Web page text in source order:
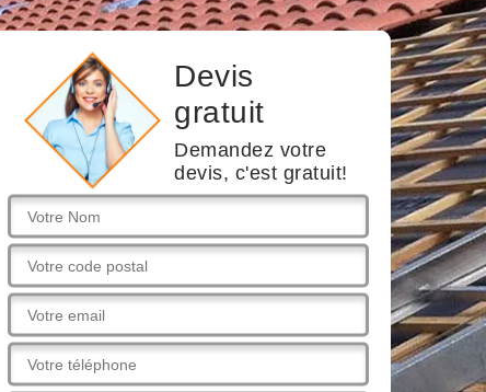
Devis
gratuit
Demandez votre
devis, c'est gratuit!